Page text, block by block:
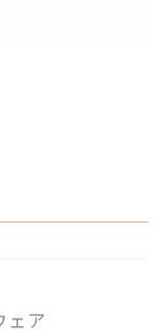
ェア